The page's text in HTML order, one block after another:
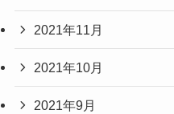
2021年11月
2021年10月
2021年9月